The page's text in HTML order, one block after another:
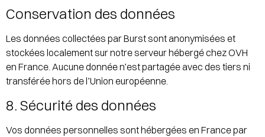
Conservation des données
Les données collectées par Burst sont anonymisées et
stockées localement sur notre serveur hébergé chez OVH
en France. Aucune donnée n’est partagée avec des tiers ni
transférée hors de l’Union européenne.
8. Sécurité des données
Vos données personnelles sont hébergées en France par